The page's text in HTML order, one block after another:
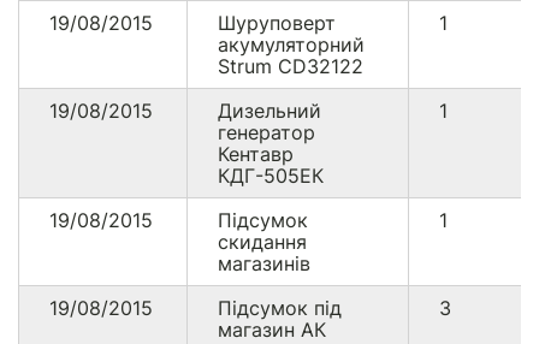
19/08/2015
Шуруповерт
акумуляторний
Strum CD32122
1
19/08/2015
Дизельний
генератор
Кентавр
КДГ-505ЕК
1
19/08/2015
Підсумок
скидання
магазинів
1
19/08/2015
Підсумок під
магазин АК
3